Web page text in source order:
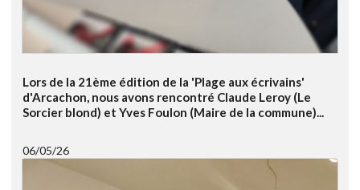
Lors de la 21ème édition de la 'Plage aux écrivains'
d'Arcachon, nous avons rencontré Claude Leroy (Le
Sorcier blond) et Yves Foulon (Maire de la commune)...
06/05/26